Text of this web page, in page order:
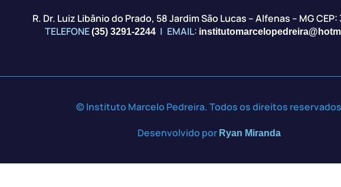
R. Dr. Luiz Libânio do Prado, 58 Jardim São Lucas – Alfenas – MG CEP:
TELEFONE(35) 3291-2244 | EMAIL:
© Instituto Marcelo Pedreira. Todos os direitos reservados
Desenvolvido por Ryan Miranda